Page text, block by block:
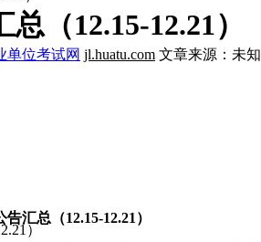
（12.15-12.21）
单位考试网 jl.huatu.com 文章来源：未知
告汇总（12.15-12.21）
）